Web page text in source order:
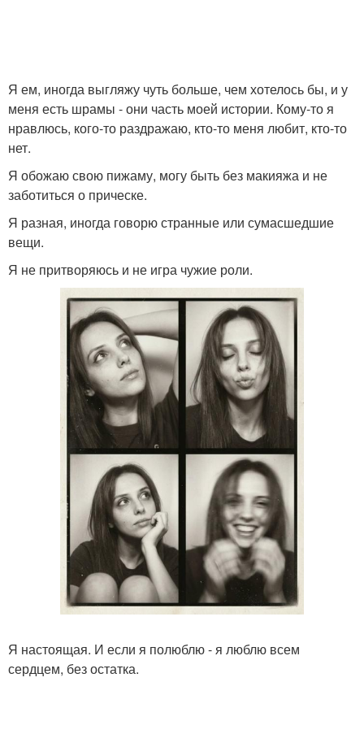
Я ем, иногда выгляжу чуть больше, чем хотелось бы, и у
меня есть шрамы - они часть моей истории. Кому-то я
нравлюсь, кого-то раздражаю, кто-то меня любит, кто-то
нет.
Я обожаю свою пижаму, могу быть без макияжа и не
заботиться о прическе.
Я разная, иногда говорю странные или сумасшедшие
вещи.
Я не притворяюсь и не игра чужие роли.
Я настоящая. И если я полюблю - я люблю всем
сердцем, без остатка.